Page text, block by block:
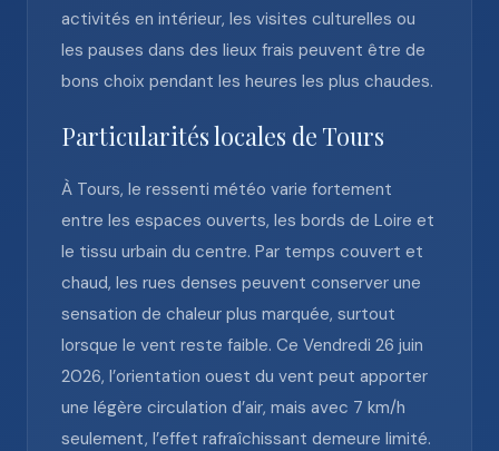
activités en intérieur, les visites culturelles ou
les pauses dans des lieux frais peuvent être de
bons choix pendant les heures les plus chaudes.
Particularités locales de Tours
À Tours, le ressenti météo varie fortement
entre les espaces ouverts, les bords de Loire et
le tissu urbain du centre. Par temps couvert et
chaud, les rues denses peuvent conserver une
sensation de chaleur plus marquée, surtout
lorsque le vent reste faible. Ce Vendredi 26 juin
2026, l’orientation ouest du vent peut apporter
une légère circulation d’air, mais avec 7 km/h
seulement, l’effet rafraîchissant demeure limité.